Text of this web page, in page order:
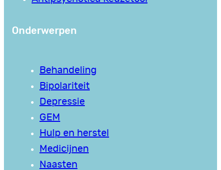
Onderwerpen
Behandeling
Bipolariteit
Depressie
GEM
Hulp en herstel
Medicijnen
Naasten